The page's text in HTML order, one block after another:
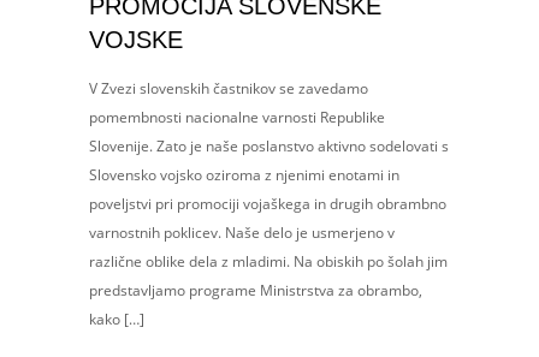
PROMOCIJA SLOVENSKE
VOJSKE
V Zvezi slovenskih častnikov se zavedamo
pomembnosti nacionalne varnosti Republike
Slovenije. Zato je naše poslanstvo aktivno sodelovati s
Slovensko vojsko oziroma z njenimi enotami in
poveljstvi pri promociji vojaškega in drugih obrambno
varnostnih poklicev. Naše delo je usmerjeno v
različne oblike dela z mladimi. Na obiskih po šolah jim
predstavljamo programe Ministrstva za obrambo,
kako […]